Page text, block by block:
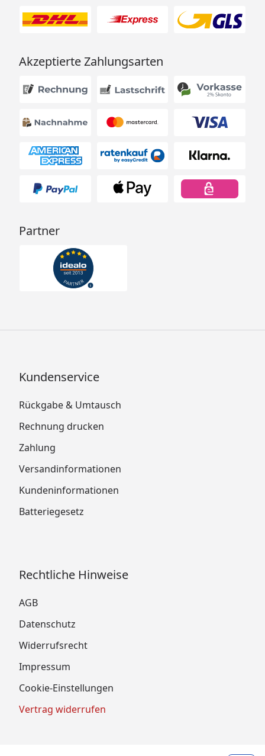
Akzeptierte Zahlungsarten
Partner
Kundenservice
Rückgabe & Umtausch
Rechnung drucken
Zahlung
Versandinformationen
Kundeninformationen
Batteriegesetz
Rechtliche Hinweise
AGB
Datenschutz
Widerrufsrecht
Impressum
Cookie-Einstellungen
Vertrag widerrufen